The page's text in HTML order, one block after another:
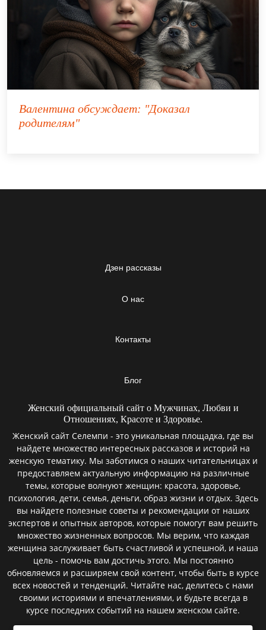
Валентина обсуждает: "Доказал
родителям"
Дзен рассказы
О нас
Контакты
Блог
Женский официальный сайт о Мужчинах, Любви и
Отношениях, Красоте и Здоровье.
Женский сайт Селемпи - это уникальная площадка, где вы
найдете множество интересных рассказов и историй на
женскую тематику. Мы заботимся о наших читательницах и
предоставляем актуальную информацию на различные
темы, которые волнуют женщин: красота, здоровье,
психология, дети, семья, деньги, образ жизни и отдых. Здесь
вы найдете полезные советы и рекомендации от наших
экспертов и опытных авторов, которые помогут вам решить
множество жизненных вопросов. Мы верим, что каждая
женщина заслуживает быть счастливой и успешной, и наша
цель - помочь вам достичь этого. Мы постоянно
обновляемся и расширяем свой контент, чтобы быть в курсе
всех новостей и тенденций. Читайте нас, делитесь с нами
своими историями и впечатлениями, и будьте всегда в
курсе последних событий на нашем женском сайте.